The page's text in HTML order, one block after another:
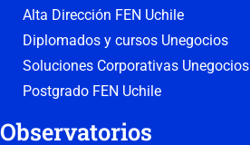
Alta Dirección FEN Uchile
Diplomados y cursos Unegocios
Soluciones Corporativas Unegocios
Postgrado FEN Uchile
Observatorios